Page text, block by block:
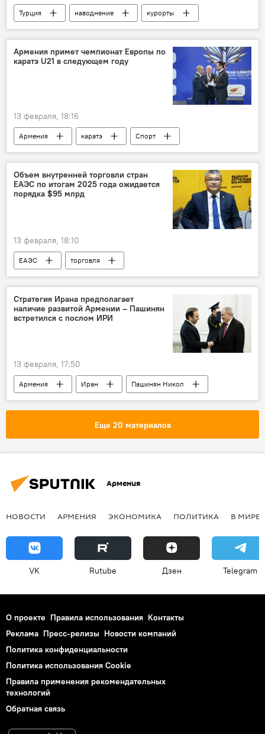
Турция наводнение
курорты
В мире
Армения примет чемпионат Европы по
каратэ U21 в следующем году
13 февраля, 18:16
Армения каратэ
Спорт
Новости Армения
Объем внутренней торговли стран
ЕАЭС по итогам 2025 года ожидается
порядка $95 млрд
13 февраля, 18:10
ЕАЭС торговля
Стратегия Ирана предполагает
наличие развитой Армении – Пашинян
встретился с послом ИРИ
13 февраля, 17:50
Армения Иран
Пашинян Никол
Политика
Новости Армения
Еще 20 материалов
Армения
НОВОСТИ АРМЕНИЯ ЭКОНОМИКА ПОЛИТИКА В МИРЕ
VK Rutube Дзен Telegram
О проекте Правила использования Контакты
Реклама Пресс-релизы Новости компаний
Политика конфиденциальности
Политика использования Cookie
Правила применения рекомендательных
технологий
Обратная связь